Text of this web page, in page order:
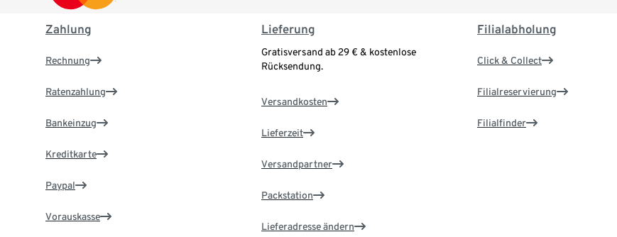
Zahlung
Rechnung
Ratenzahlung
Bankeinzug
Kreditkarte
Paypal
Vorauskasse
Lieferung
Gratisversand ab 29 € & kostenlose
Rücksendung.
Versandkosten
Lieferzeit
Versandpartner
Packstation
Lieferadresse ändern
Filialabholung
Click & Collect
Filialreservierung
Filialfinder